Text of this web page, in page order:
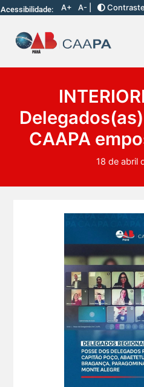
Acessibilidade: A+ A- | Contraste |
CAAPA
18 de abril